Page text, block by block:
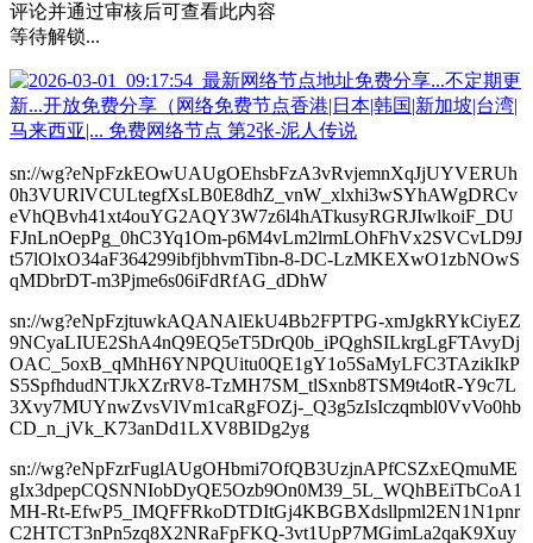
评论并通过审核后可查看此内容
等待解锁...
sn://wg?eNpFzkEOwUAUgOEhsbFzA3vRvjemnXqJjUYVERUh
0h3VURlVCULtegfXsLB0E8dhZ_vnW_xlxhi3wSYhAWgDRCv
eVhQBvh41xt4ouYG2AQY3W7z6l4hATkusyRGRJIwlkoiF_DU
FJnLnOepPg_0hC3Yq1Om-p6M4vLm2lrmLOhFhVx2SVCvLD9J
t57lOlxO34aF364299ibfjbhvmTibn-8-DC-LzMKEXwO1zbNOwS
qMDbrDT-m3Pjme6s06iFdRfAG_dDhW
sn://wg?eNpFzjtuwkAQANAlEkU4Bb2FPTPG-xmJgkRYkCiyEZ
9NCyaLIUE2ShA4nQ9EQ5eT5DrQ0b_iPQghSILkrgLgFTAvyDj
OAC_5oxB_qMhH6YNPQUitu0QE1gY1o5SaMyLFC3TAzikIkP
S5SpfhdudNTJkXZrRV8-TzMH7SM_tlSxnb8TSM9t4otR-Y9c7L
3Xvy7MUYnwZvsVlVm1caRgFOZj-_Q3g5zIsIczqmbl0VvVo0hb
CD_n_jVk_K73anDd1LXV8BIDg2yg
sn://wg?eNpFzrFuglAUgOHbmi7OfQB3UzjnAPfCSZxEQmuME
gIx3dpepCQSNNIobDyQE5Ozb9On0M39_5L_WQhBEiTbCoA1
MH-Rt-EfwP5_IMQFFRkoDTDItGj4KBGBXdsllpml2EN1N1pnr
C2HTCT3nPn5zq8X2NRaFpFKQ-3vt1UpP7MGimLa2qaK9Xuy